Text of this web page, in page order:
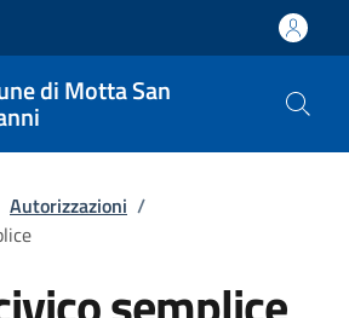
di Motta San
Autorizzazioni /